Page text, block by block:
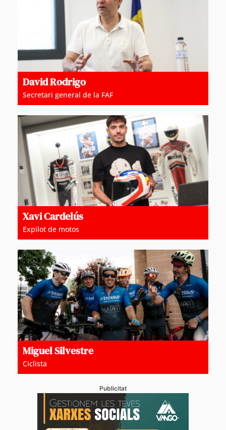
David Rodrigo
Secretari general de la FAF
Xavi Cardelús
Expilot de motos
Miguel Silvestre
Ciclista
Publicitat